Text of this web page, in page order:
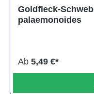
Goldfleck-
palaemonoides
Ab 5,49 €*